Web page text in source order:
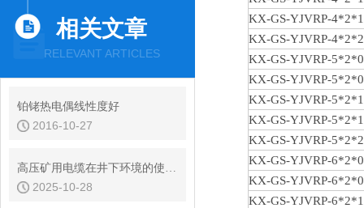
相关文章
RELEVANT ARTICLES
铂铑热电偶线性度好
2016-10-27
高压矿用电缆在井下环境的使用注意事项
2025-10-28
KX-GS-YJVRP-
KX-GS-YJVRP-
KX-GS-YJVRP-
KX-GS-YJVRP-
KX-GS-YJVRP-
KX-GS-YJVRP-
KX-GS-YJVRP-
KX-GS-YJVRP-
KX-GS-YJVRP-
KX-GS-YJVRP-